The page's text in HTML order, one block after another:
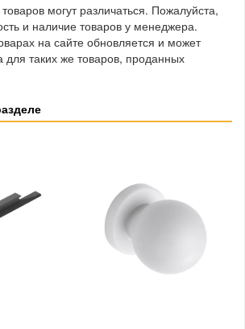
могут различаться. Пожалуйста,
и наличие товаров у менеджера.
на сайте обновляется и может
для таких же товаров, проданных